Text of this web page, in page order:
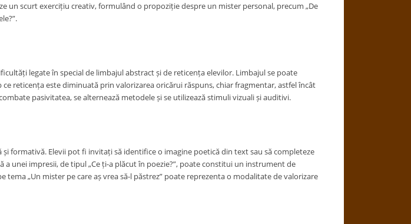
un scurt exercițiu creativ, formulând o propoziție despre un mister personal, precum „De
legate în special de limbajul abstract și de reticența elevilor. Limbajul se poate
reticența este diminuată prin valorizarea oricărui răspuns, chiar fragmentar, astfel încât
pasivitatea, se alternează metodele și se utilizează stimuli vizuali și auditivi.
formativă. Elevii pot fi invitați să identifice o imagine poetică din text sau să completeze
unei impresii, de tipul „Ce ți-a plăcut în poezie?”, poate constitui un instrument de
tema „Un mister pe care aș vrea să-l păstrez” poate reprezenta o modalitate de valorizare